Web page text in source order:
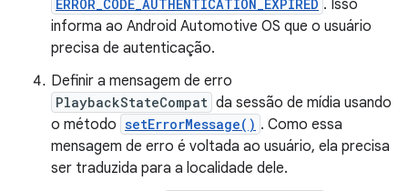
ERROR_CODE_AUTHENTICATION_EXPIRED . Isso
informa ao Android Automotive OS que o usuário
precisa de autenticação.
Definir a mensagem de erro
PlaybackStateCompat da sessão de mídia usando
o método setErrorMessage() . Como essa
mensagem de erro é voltada ao usuário, ela precisa
ser traduzida para a localidade dele.